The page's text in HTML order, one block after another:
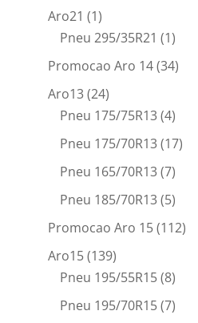
Aro21 (1)
Pneu 295/35R21 (1)
Promocao Aro 14(34)
Aro13(24)
Pneu 175/75R13(4)
Pneu 175/70R13(17)
Pneu 165/70R13(7)
Pneu 185/70R13(5)
Promocao Aro 15(112)
Aro15(139)
Pneu 195/55R15(8)
Pneu 195/70R15(7)